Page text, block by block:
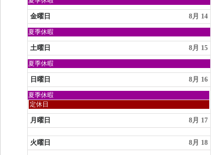
2026
曜
日,
8
月
2026
金曜日 8月 14
日
曜
日,
8
月
2026
夏季休暇
土曜日 8月 15
日
曜
日,
8
月
9th
2026
夏季休暇
日曜日 8月 16
日
曜
日,
月
2026
夏季休暇
日
曜
日,
8
月
16th
2026
定休日
月曜日 8月 17
火曜日 8月 18